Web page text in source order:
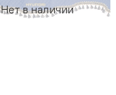
Нет в наличии